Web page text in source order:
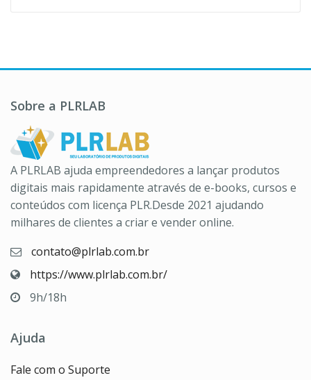
Sobre a PLRLAB
A PLRLAB ajuda empreendedores a lançar produtos
digitais mais rapidamente através de e-books, cursos e
conteúdos com licença PLR.Desde 2021 ajudando
milhares de clientes a criar e vender online.
contato@plrlab.com.br
https://www.plrlab.com.br/
9h/18h
Ajuda
Fale com o Suporte